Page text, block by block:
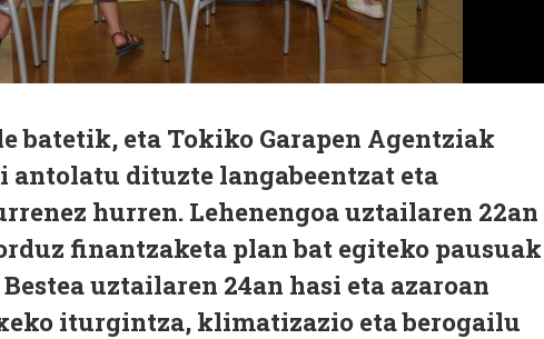
batetik, eta Tokiko Garapen Agentziak
antolatu dituzte langabeentzat eta
hurren. Lehenengoa uztailaren 22an
finantzaketa plan bat egiteko pausuak
uztailaren 24an hasi eta azaroan
iturgintza, klimatizazio eta berogailu